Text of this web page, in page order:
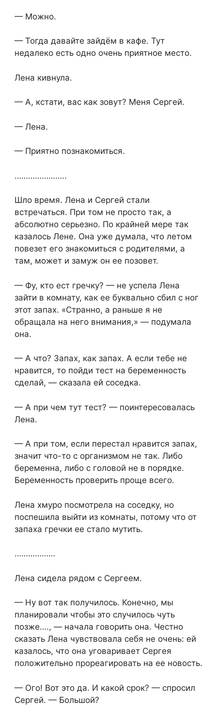
— Можно.
— Тогда давайте зайдём в кафе. Тут
недалеко есть одно очень приятное место.
Лена кивнула.
— А, кстати, вас как зовут? Меня Сергей.
— Лена.
— Приятно познакомиться.
…………………..
Шло время. Лена и Сергей стали
встречаться. При том не просто так, а
абсолютно серьезно. По крайней мере так
казалось Лене. Она уже думала, что летом
повезет его знакомиться с родителями, а
там, может и замуж он ее позовет.
— Фу, кто ест гречку? — не успела Лена
зайти в комнату, как ее буквально сбил с ног
этот запах. «Странно, а раньше я не
обращала на него внимания,» — подумала
она.
— А что? Запах, как запах. А если тебе не
нравится, то пойди тест на беременность
сделай, — сказала ей соседка.
— А при чем тут тест? — поинтересовалась
Лена.
— А при том, если перестал нравится запах,
значит что-то с организмом не так. Либо
беременна, либо с головой не в порядке.
Беременность проверить проще всего.
Лена хмуро посмотрела на соседку, но
поспешила выйти из комнаты, потому что от
запаха гречки ее стало мутить.
………………
Лена сидела рядом с Сергеем.
— Ну вот так получилось. Конечно, мы
планировали чтобы это случилось чуть
позже…., — начала говорить она. Честно
сказать Лена чувствовала себя не очень: ей
казалось, что она уговаривает Сергея
положительно прореагировать на ее новость.
— Ого! Вот это да. И какой срок? — спросил
Сергей. — Большой?